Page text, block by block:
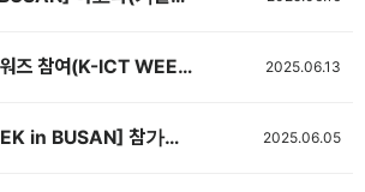
[WSCE 2025] 어워즈 참여(K-ICT WEEK in BUSAN 연계) 2025.06.13
[2025 K-ICT WEEK in BUSAN] 참가업체 매뉴얼 2025.06.05